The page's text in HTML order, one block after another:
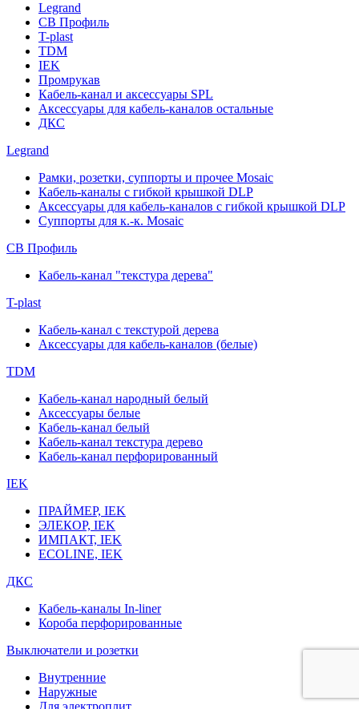
Legrand
СВ Профиль
T-plast
TDM
IEK
Промрукав
Кабель-канал и аксессуары SPL
Аксессуары для кабель-каналов остальные
ДКС
Legrand
Рамки, розетки, суппорты и прочее Mosaic
Кабель-каналы с гибкой крышкой DLP
Аксессуары для кабель-каналов с гибкой крышкой DLP
Суппорты для к.-к. Mosaic
СВ Профиль
Кабель-канал "текстура дерева"
T-plast
Кабель-канал с текстурой дерева
Аксессуары для кабель-каналов (белые)
TDM
Кабель-канал народный белый
Аксессуары белые
Кабель-канал белый
Кабель-канал текстура дерево
Кабель-канал перфорированный
IEK
ПРАЙМЕР, IEK
ЭЛЕКОР, IEK
ИМПАКТ, IEK
ECOLINE, IEK
ДКС
Кабель-каналы In-liner
Короба перфорированные
Выключатели и розетки
Внутренние
Наружные
Для электроплит